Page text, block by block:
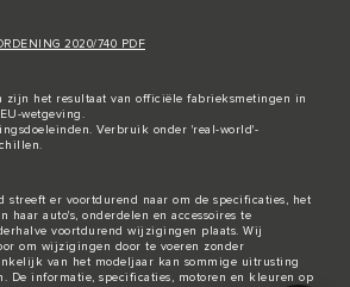
2020/740 PDF
zijn het resultaat van officiële fabrieksmetingen in
wetgeving.
Verbruik onder 'real-world'-
streeft er voortdurend naar om de specificaties, het
haar auto's, onderdelen en accessoires te
voortdurend wijzigingen plaats. Wij
om wijzigingen door te voeren zonder
van het modeljaar kan sommige uitrusting
De informatie, specificaties, motoren en kleuren op